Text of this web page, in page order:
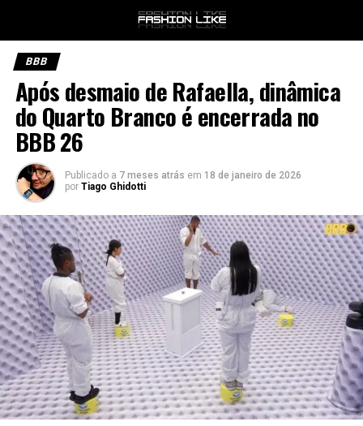
BBB
Após desmaio de Rafaella, dinâmica
do Quarto Branco é encerrada no
BBB 26
Publicado a 7 meses atrás em 18 de janeiro de 2026
por Tiago Ghidotti